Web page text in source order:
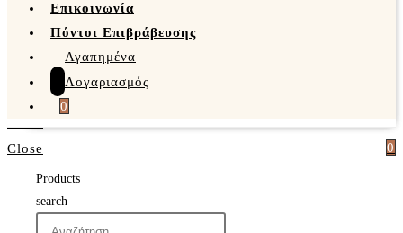
Επικοινωνία
Πόντοι Επιβράβευσης
Αγαπημένα
Λογαριασμός
0
0
Close
Products
search